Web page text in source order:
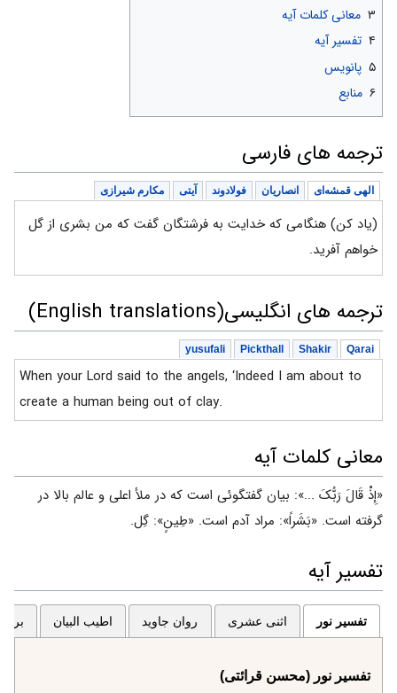
۳ معانی کلمات آیه
۴ تفسیر آیه
۵ پانویس
۶ منابع
ترجمه های فارسی
الهی قمشه‌ای انصاریان فولادوند آیتی مکارم شیرازی
(یاد کن) هنگامی که خدایت به فرشتگان گفت که من بشری از گل
خواهم آفرید.
ترجمه های انگلیسی(English translations)
Qarai
Shakir
Pickthall
yusufali
When your Lord said to the angels, ‘Indeed I am about to
create a human being out of clay.
معانی کلمات آیه
«إِذْ قَالَ رَبُّکَ ...»: بیان گفتگوئی است که در ملأ اعلی و عالم بالا در
گرفته است. «بَشَراً»: مراد آدم است. «طِینٍ»: گِل.
تفسیر آیه
تفسیر نور اثنی عشری روان جاوید اطیب البیان
تفسیر نور (محسن قرائتی)